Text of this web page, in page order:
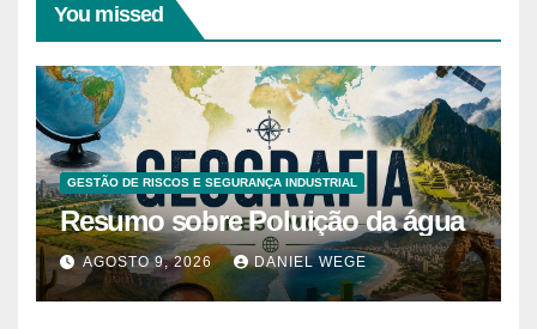
You missed
GESTÃO DE RISCOS E SEGURANÇA INDUSTRIAL
Resumo sobre Poluição da água
AGOSTO 9, 2026 DANIEL WEGE